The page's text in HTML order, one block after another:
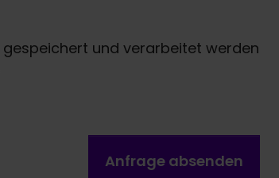
gespeichert und verarbeitet werden
Anfrage absenden